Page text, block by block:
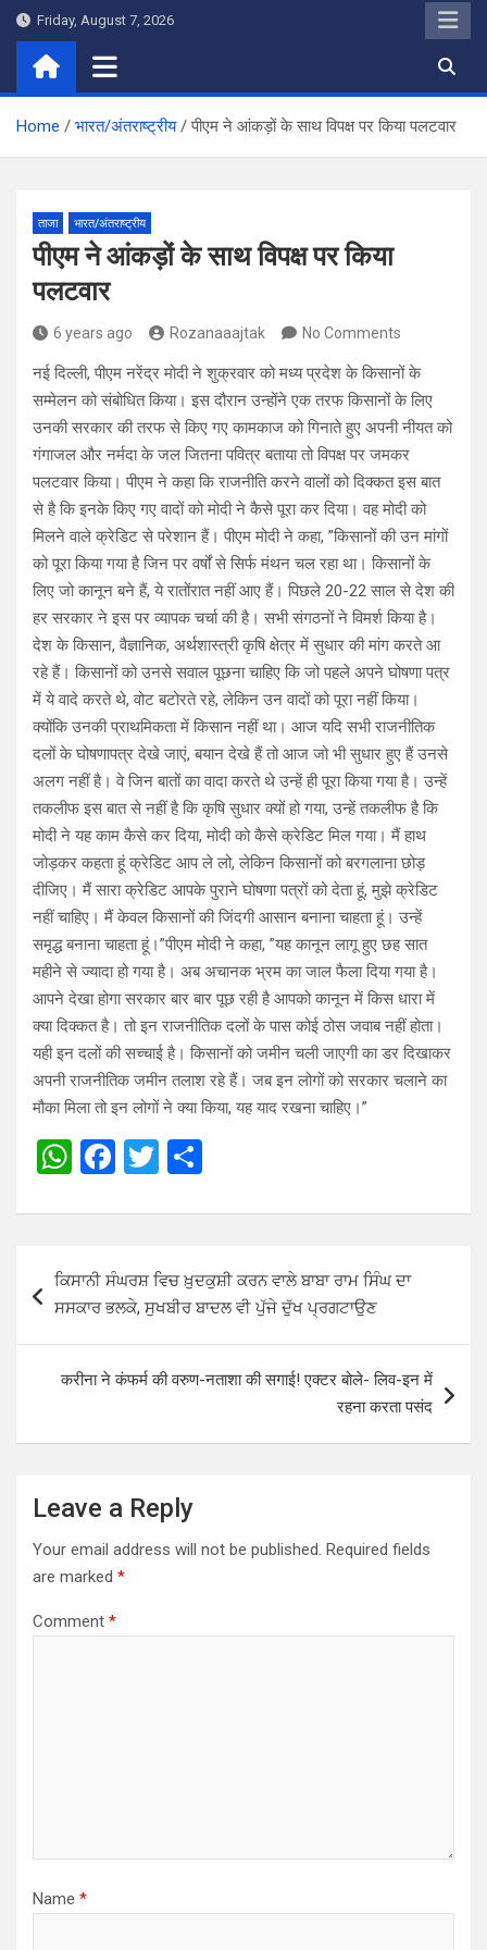
Skip
content
Friday, August 7, 2026
Home भारत/अंतराष्ट्रीय पीएम ने आंकड़ों के साथ विपक्ष पर किया पलटवार
ताजा भारत/अंतराष्ट्रीय
पीएम ने आंकड़ों के साथ विपक्ष पर किया
पलटवार
6 years ago Rozanaaajtak No Comments
नई दिल्ली, पीएम नरेंद्र मोदी ने शुक्रवार को मध्य प्रदेश के किसानों के
सम्मेलन को संबोधित किया। इस दौरान उन्होंने एक तरफ किसानों के लिए
उनकी सरकार की तरफ से किए गए कामकाज को गिनाते हुए अपनी नीयत को
गंगाजल और नर्मदा के जल जितना पवित्र बताया तो विपक्ष पर जमकर
पलटवार किया। पीएम ने कहा कि राजनीति करने वालों को दिक्कत इस बात
से है कि इनके किए गए वादों को मोदी ने कैसे पूरा कर दिया। वह मोदी को
मिलने वाले क्रेडिट से परेशान हैं। पीएम मोदी ने कहा, ”किसानों की उन मांगों
को पूरा किया गया है जिन पर वर्षों से सिर्फ मंथन चल रहा था। किसानों के
लिए जो कानून बने हैं, ये रातोंरात नहीं आए हैं। पिछले 20-22 साल से देश की
हर सरकार ने इस पर व्यापक चर्चा की है। सभी संगठनों ने विमर्श किया है।
देश के किसान, वैज्ञानिक, अर्थशास्त्री कृषि क्षेत्र में सुधार की मांग करते आ
रहे हैं। किसानों को उनसे सवाल पूछना चाहिए कि जो पहले अपने घोषणा पत्र
में ये वादे करते थे, वोट बटोरते रहे, लेकिन उन वादों को पूरा नहीं किया।
क्योंकि उनकी प्राथमिकता में किसान नहीं था। आज यदि सभी राजनीतिक
दलों के घोषणापत्र देखे जाएं, बयान देखे हैं तो आज जो भी सुधार हुए हैं उनसे
अलग नहीं है। वे जिन बातों का वादा करते थे उन्हें ही पूरा किया गया है। उन्हें
तकलीफ इस बात से नहीं है कि कृषि सुधार क्यों हो गया, उन्हें तकलीफ है कि
मोदी ने यह काम कैसे कर दिया, मोदी को कैसे क्रेडिट मिल गया। मैं हाथ
जोड़कर कहता हूं क्रेडिट आप ले लो, लेकिन किसानों को बरगलाना छोड़
दीजिए। मैं सारा क्रेडिट आपके पुराने घोषणा पत्रों को देता हूं, मुझे क्रेडिट
नहीं चाहिए। मैं केवल किसानों की जिंदगी आसान बनाना चाहता हूं। उन्हें
समृद्ध बनाना चाहता हूं।”पीएम मोदी ने कहा, ”यह कानून लागू हुए छह सात
महीने से ज्यादा हो गया है। अब अचानक भ्रम का जाल फैला दिया गया है।
आपने देखा होगा सरकार बार बार पूछ रही है आपको कानून में किस धारा में
क्या दिक्कत है। तो इन राजनीतिक दलों के पास कोई ठोस जवाब नहीं होता।
यही इन दलों की सच्चाई है। किसानों को जमीन चली जाएगी का डर दिखाकर
अपनी राजनीतिक जमीन तलाश रहे हैं। जब इन लोगों को सरकार चलाने का
मौका मिला तो इन लोगों ने क्या किया, यह याद रखना चाहिए।”
W
at
A
p
F
ce
b
o
k
T
tt
er
ar
navigation
ਕਿਸਾਨੀ ਸੰਘਰਸ਼ ਵਿਚ ਖ਼ੁਦਕੁਸ਼ੀ ਕਰਨ ਵਾਲੇ ਬਾਬਾ ਰਾਮ ਸਿੰਘ ਦਾ
ਸਸਕਾਰ ਭਲਕੇ, ਸੁਖਬੀਰ ਬਾਦਲ ਵੀ ਪੁੱਜੇ ਦੁੱਖ ਪ੍ਰਗਟਾਉਣ
करीना ने कंफर्म की वरुण-नताशा की सगाई! एक्टर बोले- लिव-इन में
रहना करता पसंद
Leave a Reply
Your email address will not be published. Required fields
are marked *
Comment *
Name *